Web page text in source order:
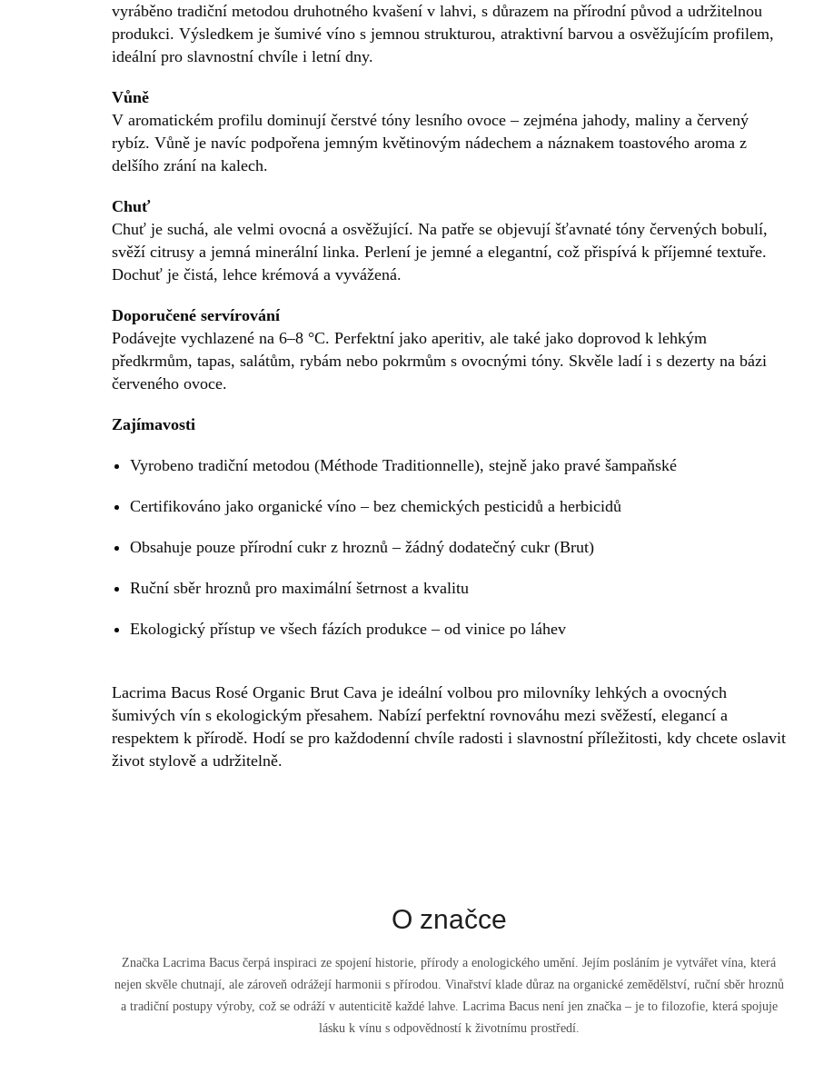
vyráběno tradiční metodou druhotného kvašení v lahvi, s důrazem na přírodní původ a udržitelnou
produkci. Výsledkem je šumivé víno s jemnou strukturou, atraktivní barvou a osvěžujícím profilem,
ideální pro slavnostní chvíle i letní dny.
Vůně
V aromatickém profilu dominují čerstvé tóny lesního ovoce – zejména jahody, maliny a červený
rybíz. Vůně je navíc podpořena jemným květinovým nádechem a náznakem toastového aroma z
delšího zrání na kalech.
Chuť
Chuť je suchá, ale velmi ovocná a osvěžující. Na patře se objevují šťavnaté tóny červených bobulí,
svěží citrusy a jemná minerální linka. Perlení je jemné a elegantní, což přispívá k příjemné textuře.
Dochuť je čistá, lehce krémová a vyvážená.
Doporučené servírování
Podávejte vychlazené na 6–8 °C. Perfektní jako aperitiv, ale také jako doprovod k lehkým
předkrmům, tapas, salátům, rybám nebo pokrmům s ovocnými tóny. Skvěle ladí i s dezerty na bázi
červeného ovoce.
Zajímavosti
Vyrobeno tradiční metodou (Méthode Traditionnelle), stejně jako pravé šampaňské
Certifikováno jako organické víno – bez chemických pesticidů a herbicidů
Obsahuje pouze přírodní cukr z hroznů – žádný dodatečný cukr (Brut)
Ruční sběr hroznů pro maximální šetrnost a kvalitu
Ekologický přístup ve všech fázích produkce – od vinice po láhev
Lacrima Bacus Rosé Organic Brut Cava je ideální volbou pro milovníky lehkých a ovocných
šumivých vín s ekologickým přesahem. Nabízí perfektní rovnováhu mezi svěžestí, elegancí a
respektem k přírodě. Hodí se pro každodenní chvíle radosti i slavnostní příležitosti, kdy chcete oslavit
život stylově a udržitelně.
O značce
Značka Lacrima Bacus čerpá inspiraci ze spojení historie, přírody a enologického umění. Jejím posláním je vytvářet vína, která
nejen skvěle chutnají, ale zároveň odrážejí harmonii s přírodou. Vinařství klade důraz na organické zemědělství, ruční sběr hroznů
a tradiční postupy výroby, což se odráží v autenticitě každé lahve. Lacrima Bacus není jen značka – je to filozofie, která spojuje
lásku k vínu s odpovědností k životnímu prostředí.